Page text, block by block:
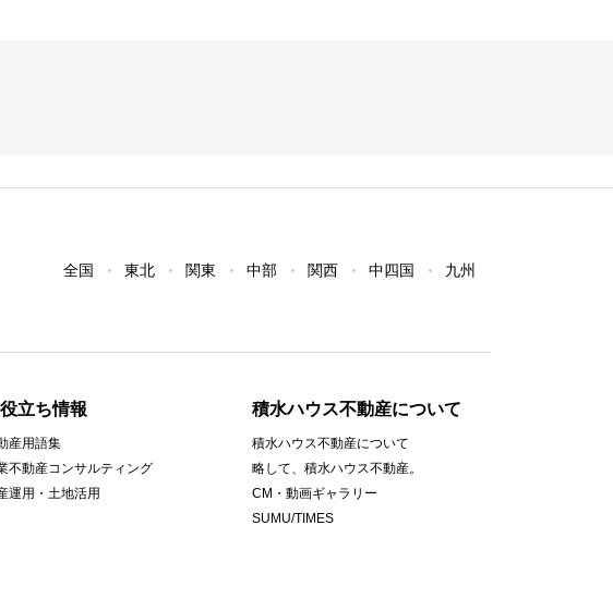
全国 東北 関東 中部 関西 中四国 九州
立ち情報
産用語集
不動産コンサルティング
運用・土地活用
積水ハウス不動産について
積水ハウス不動産について
略して、積水ハウス不動産。
CM・動画ギャラリー
SUMU/TIMES